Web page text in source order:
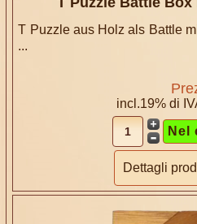
T Puzzle aus Holz als Battle
...
incl.19% di
Dettagli